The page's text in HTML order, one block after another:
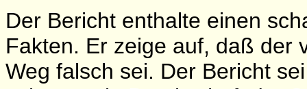
Der Bericht enthalte einen
Fakten. Er zeige auf, daß der
Weg falsch sei. Der Bericht